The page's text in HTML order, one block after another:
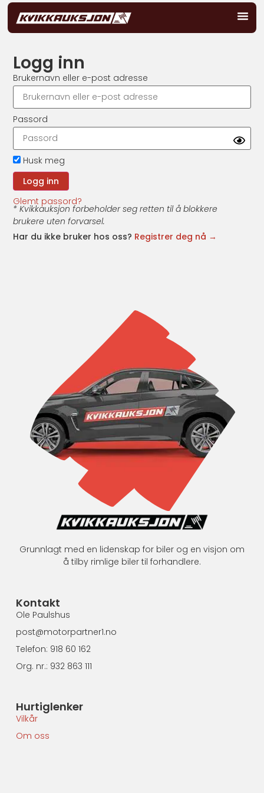
Logg inn
Brukernavn eller e-post adresse
Passord
Husk meg
Glemt passord?
* Kvikkauksjon forbeholder seg retten til å blokkere
brukere uten forvarsel.
Har du ikke bruker hos oss? Registrer deg nå →
Grunnlagt med en lidenskap for biler og en visjon om
å tilby rimlige biler til forhandlere.
Hurtiglenker
Vilkår
Om oss
Kontakt
Ole Paulshus
post@motorpartner1.no
Telefon: 918 60 162
Org. nr.: 932 863 111